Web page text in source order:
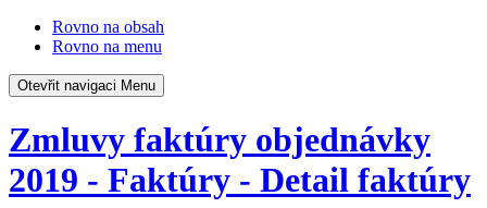
Rovno na obsah
Rovno na menu
Otevřit navigaci Menu
Zmluvy faktúry objednávky
2019 - Faktúry - Detail faktúry